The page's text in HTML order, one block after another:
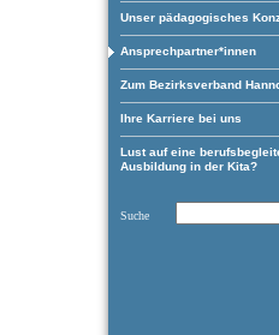
Unser pädagogisches
Ansprechpartner*innen
Zum Bezirksverband
Ihre Karriere bei uns
Lust auf eine
Ausbildung in der Kita?
Suche